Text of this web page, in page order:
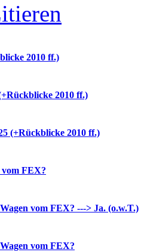
2010 ff.)
2010 ff.)
(+Rückblicke 2010 ff.)
vom FEX?
vom FEX? ---> Ja. (o.w.T.)
vom FEX?